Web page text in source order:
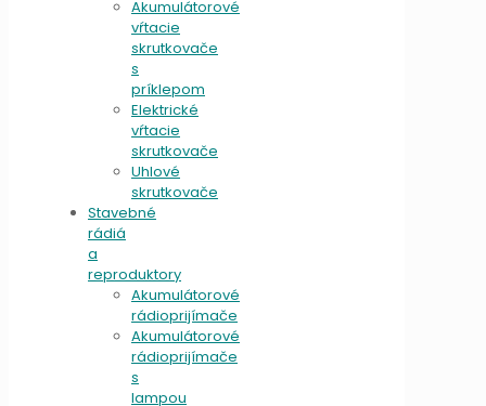
Akumulátorové
vŕtacie
skrutkovače
s
príklepom
Elektrické
vŕtacie
skrutkovače
Uhlové
skrutkovače
Stavebné
rádiá
a
reproduktory
Akumulátorové
rádioprijímače
Akumulátorové
rádioprijímače
s
lampou